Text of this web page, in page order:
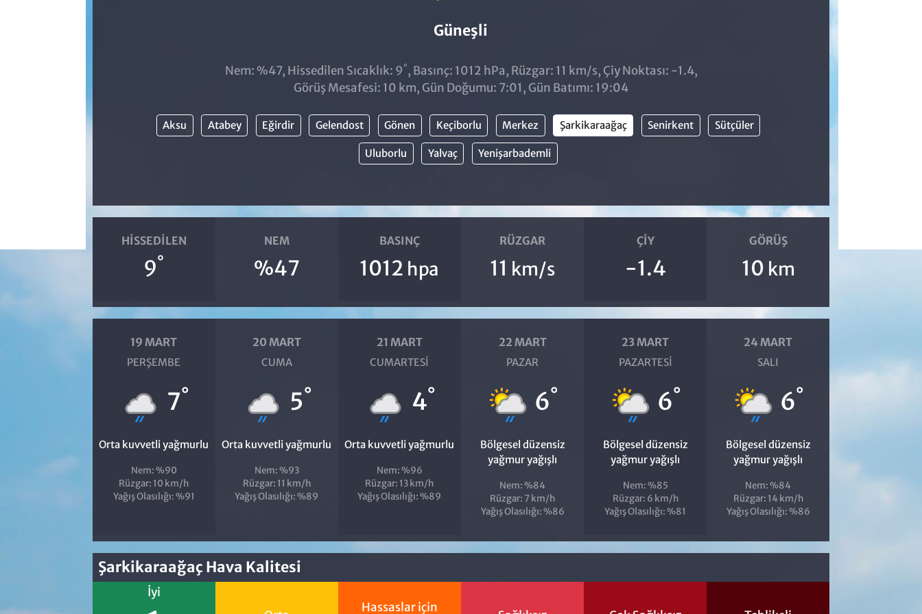
Güneşli
Nem: %47, Hissedilen Sıcaklık: 9°, Basınç: 1012 hPa, Rüzgar: 11 km/s, Çiy Noktası: -1.4,
Görüş Mesafesi: 10 km, Gün Doğumu: 7:01, Gün Batımı: 19:04
Aksu Atabey Eğirdir Gelendost Gönen Keçiborlu Merkez Şarkikaraağaç Senirkent Sütçüler
Uluborlu Yalvaç Yenişarbademli
HISSEDILEN
9°
NEM
%47
BASINÇ
1012 hpa
RÜZGAR
11 km/s
ÇIY
-1.4
GÖRÜŞ
10 km
19 MART
PERŞEMBE
7°
Orta kuvvetli yağmurlu
Nem: %90
Rüzgar: 10 km/h
Yağış Olasılığı: %91
20 MART
CUMA
5°
Orta kuvvetli yağmurlu
Nem: %93
Rüzgar: 11 km/h
Yağış Olasılığı: %89
21 MART
CUMARTESI
4°
Orta kuvvetli yağmurlu
Nem: %96
Rüzgar: 13 km/h
Yağış Olasılığı: %89
22 MART
PAZAR
6°
Bölgesel düzensiz
yağmur yağışlı
Nem: %84
Rüzgar: 7 km/h
Yağış Olasılığı: %86
23 MART
PAZARTESI
6°
Bölgesel düzensiz
yağmur yağışlı
Nem: %85
Rüzgar: 6 km/h
Yağış Olasılığı: %81
24 MART
SALI
6°
Bölgesel düzensiz
yağmur yağışlı
Nem: %84
Rüzgar: 14 km/h
Yağış Olasılığı: %86
Şarkikaraağaç Hava Kalitesi
İyi
Hassaslar için